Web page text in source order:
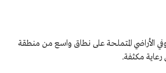
الأراضي المتملحة على نطاق واسع من منطقة
رعاية مكثفة.